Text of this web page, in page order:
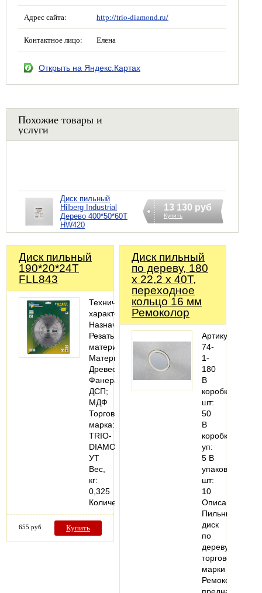
Адрес сайта: http://trio-diamond.ru/
Контактное лицо: Елена
Открыть на Яндекс.Картах
Похожие товары и
услуги
Диск пильный
Hilberg Industrial
Дерево 400*50*60Т
HW420
13 130 руб
Купить
Диск пильный
190*20*24Т
FLL843
Технические
характеристики
Назначение:
Резать
материал
Материалы:
Древесина;
Фанера;
ДСП;
МДФ
Торговая
марка:
TRIO-
DIAMOND
УТ
Вес,
кг:
0,325
Количество…
655 руб Купить
Диск пильный
по дереву, 180
x 22,2 x 40T,
переходное
кольцо 16 мм
Ремоколор
Артикул:
74-
1-
180
В
коробке,
шт:
50
В
коробке,
уп:
5 В
упаковке,
шт:
10
Описание:
Пильный
диск
по
дереву
торговой
марки
Ремоколор
предназначен